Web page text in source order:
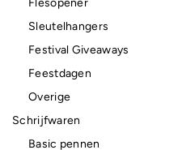
Sleutelhangers
Festival Giveaways
Feestdagen
Overige
Schrijfwaren
Basic pennen